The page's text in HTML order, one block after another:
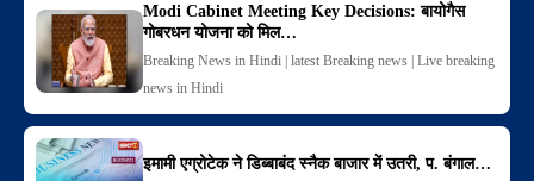
Modi Cabinet Meeting Key Decisions: बायोगैस
गोबरधन योजना को मिल…
Breaking News in Hindi | latest Breaking news | Live breaking
news in Hindi
इमामी एग्रोटेक ने डिब्बाबंद स्नैक बाजार में उतरी, प. बंगाल…